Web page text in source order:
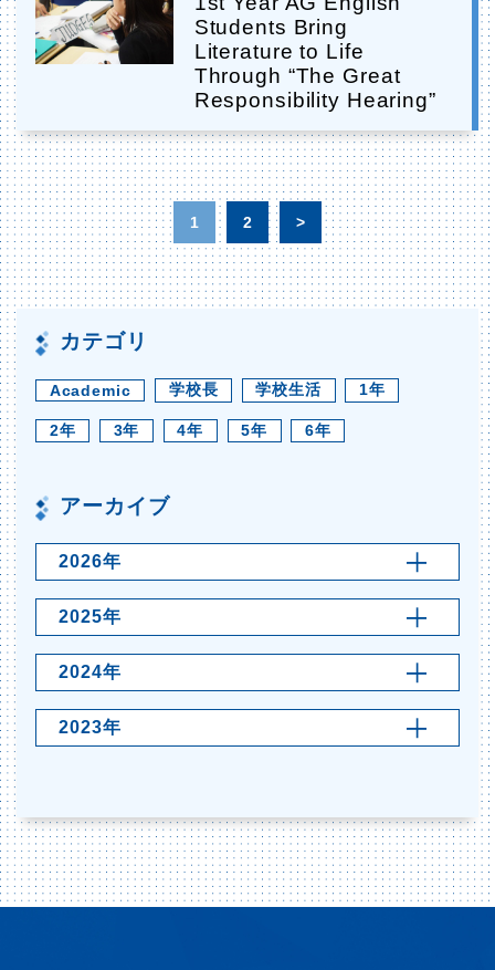
Students Bring
Literature to Life
Through “The Great
Responsibility Hearing”
1 2 >
カテゴリ
Academic 学校長 学校生活 1年
2年 3年 4年 5年 6年
アーカイブ
2026年
2025年
2024年
2023年